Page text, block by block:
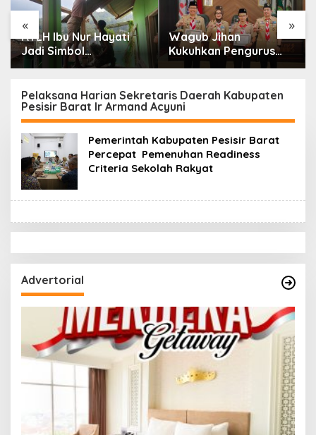
« »
RTLH Ibu Nur Hayati
Jadi Simbol
Kepedulian TMMD,
di Bukit Pinang Jaya
Wagub Jihan
Kukuhkan Pengurus
Mabigus dan Pembina
Intan, Dorong
Pramuka Perkuat
Karakter Generasi
Muda
Pelaksana Harian Sekretaris Daerah Kabupaten
Pesisir Barat Ir Armand Acyuni
Pemerintah Kabupaten Pesisir Barat
Percepat Pemenuhan Readiness
Criteria Sekolah Rakyat
Advertorial